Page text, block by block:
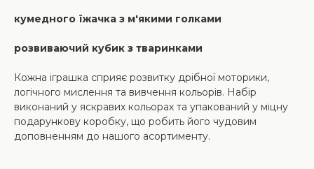
кумедного їжачка з м'якими голками
розвиваючий кубик з тваринками
Кожна іграшка сприяє розвитку дрібної моторики,
логічного мислення та вивчення кольорів. Набір
виконаний у яскравих кольорах та упакований у міцну
подарункову коробку, що робить його чудовим
доповненням до нашого асортименту.